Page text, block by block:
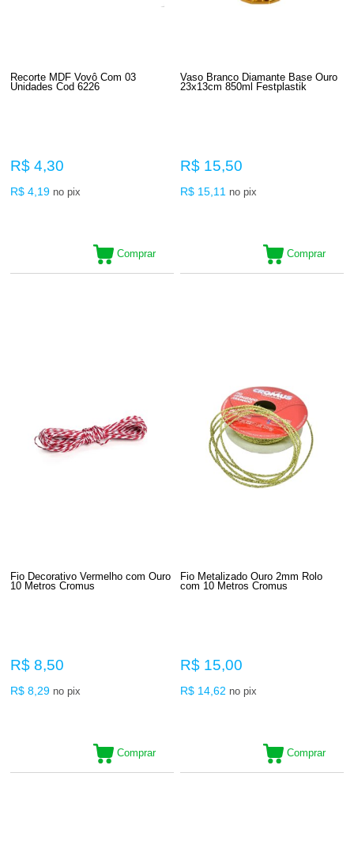
Recorte MDF Vovô Com 03
Unidades Cod 6226
R$ 4,30
R$ 4,19 no pix
Comprar
Vaso Branco Diamante Base Ouro
23x13cm 850ml Festplastik
R$ 15,50
R$ 15,11 no pix
Comprar
Fio Decorativo Vermelho com Ouro
10 Metros Cromus
R$ 8,50
R$ 8,29 no pix
Comprar
Fio Metalizado Ouro 2mm Rolo
com 10 Metros Cromus
R$ 15,00
R$ 14,62 no pix
Comprar